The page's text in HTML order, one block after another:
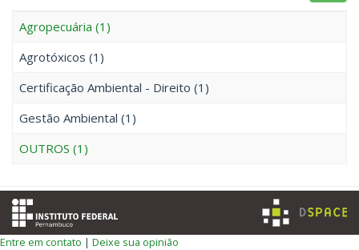
Agropecuária (1)
Agrotóxicos (1)
Certificação Ambiental - Direito (1)
Gestão Ambiental (1)
OUTROS (1)
Entre em contato | Deixe sua opinião